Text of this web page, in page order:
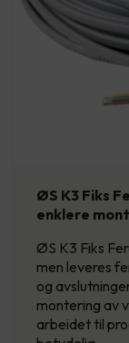
ØS K3 Fiks
enklere
ØS K3 Fiks
men leveres
og
montering av
arbeidet til